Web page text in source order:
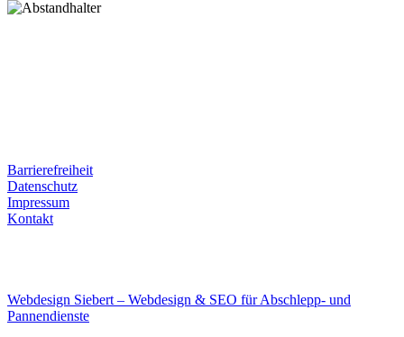
Barrierefreiheit
Datenschutz
Impressum
Kontakt
Webdesign Siebert – Webdesign & SEO für Abschlepp- und
Pannendienste